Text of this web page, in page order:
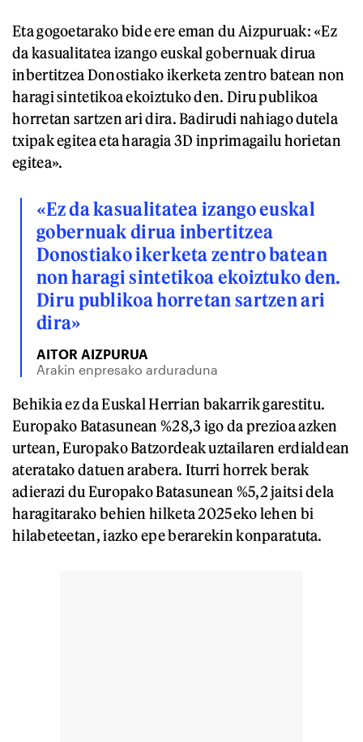
Eta gogoetarako bide ere eman du Aizpuruak: «Ez
da kasualitatea izango euskal gobernuak dirua
inbertitzea Donostiako ikerketa zentro batean non
haragi sintetikoa ekoiztuko den. Diru publikoa
horretan sartzen ari dira. Badirudi nahiago dutela
txipak egitea eta haragia 3D inprimagailu horietan
egitea».
«Ez da kasualitatea izango euskal
gobernuak dirua inbertitzea
Donostiako ikerketa zentro batean
non haragi sintetikoa ekoiztuko den.
Diru publikoa horretan sartzen ari
dira»
AITOR AIZPURUA
Arakin enpresako arduraduna
Behikia ez da Euskal Herrian bakarrik garestitu.
Europako Batasunean %28,3 igo da prezioa azken
urtean, Europako Batzordeak uztailaren erdialdean
ateratako datuen arabera. Iturri horrek berak
adierazi du Europako Batasunean %5,2 jaitsi dela
haragitarako behien hilketa 2025eko lehen bi
hilabeteetan, iazko epe berarekin konparatuta.